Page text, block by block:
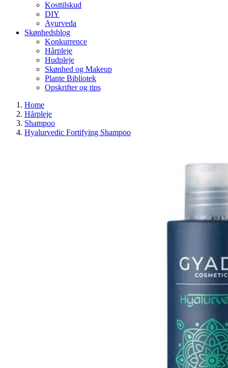
Kosttilskud
DIY
Ayurveda
Skønhedsblog
Konkurrence
Hårpleje
Hudpleje
Skønhed og Makeup
Plante Bibliotek
Opskrifter og tips
Home
Hårpleje
Shampoo
Hyalurvedic Fortifying Shampoo